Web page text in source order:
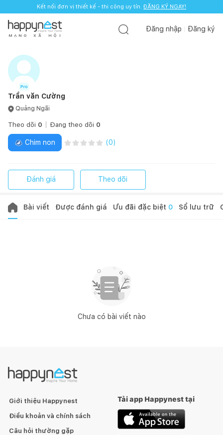
Kết nối đơn vị thiết kế - thi công uy tín. ĐĂNG KÝ NGAY!
M Ạ N G X Ã H Ộ I
Đăng nhập Đăng ký
Trần văn Cường
Quảng Ngãi
Theo dõi 0 Đang theo dõi 0
Chim non (0)
Đánh giá Theo dõi
Bài viết Được đánh giá Ưu đãi đặc biệt 0 Sổ lưu trữ
Chưa có bài viết nào
Giới thiệu Happynest
Điều khoản và chính sách
Câu hỏi thường gặp
Tải app Happynest tại